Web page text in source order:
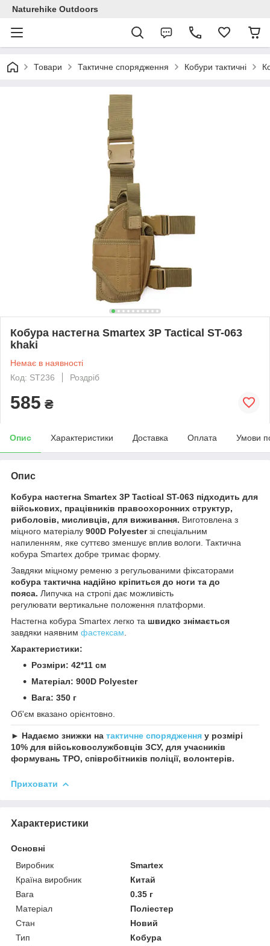
Naturehike Outdoors
Товари Тактичне спорядження Кобури тактичні
Кобура настегна Smartex 3P Tactical ST-063
khaki
Немає в наявності
Код: ST236
Роздріб
585 ₴
Опис Характеристики Доставка Оплата Умови
Опис
Кобура настегна Smartex 3P Tactical ST-063 підходить для
військових, працівників правоохоронних структур,
риболовів, мисливців, для виживання. Виготовлена з
міцного матеріалу 900D Polyesterзі спеціальним
напиленням, яке суттєво зменшує вплив вологи. Тактична
кобура Smartex добре тримає форму.
Завдяки міцному ременю з регульованими фіксаторами
кобура тактична надійно кріпиться до ноги та до
пояса. Липучка на стропі дає можливість
регулювати вертикальне положення платформи.
Настегна кобура Smartex легко та швидко знімається
завдяки наявним фастексам
Характеристики:
Розміри: 42*11 см
Матеріал: 900D Polyester
Вага: 350 г
Об'єм вказано орієнтовно.
► Надаємо знижки на тактичне спорядження у розмірі
10% для військовослужбовців ЗСУ, для учасників
формувань ТРО, співробітників поліції, волонтерів.
Приховати
Характеристики
Основні
Виробник
Smartex
Країна виробник
Китай
Вага
0.35 г
Матеріал
Поліестер
Стан
Новий
Тип
Кобура